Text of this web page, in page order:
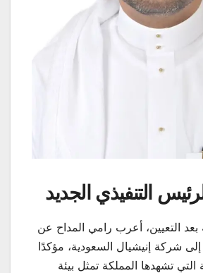
التنفيذي الجديد
التعيين، أعرب رامي المداح عن
إلى شركة إنيشيال السعودية، مؤكدًا
التي تشهدها المملكة تمثل بيئة